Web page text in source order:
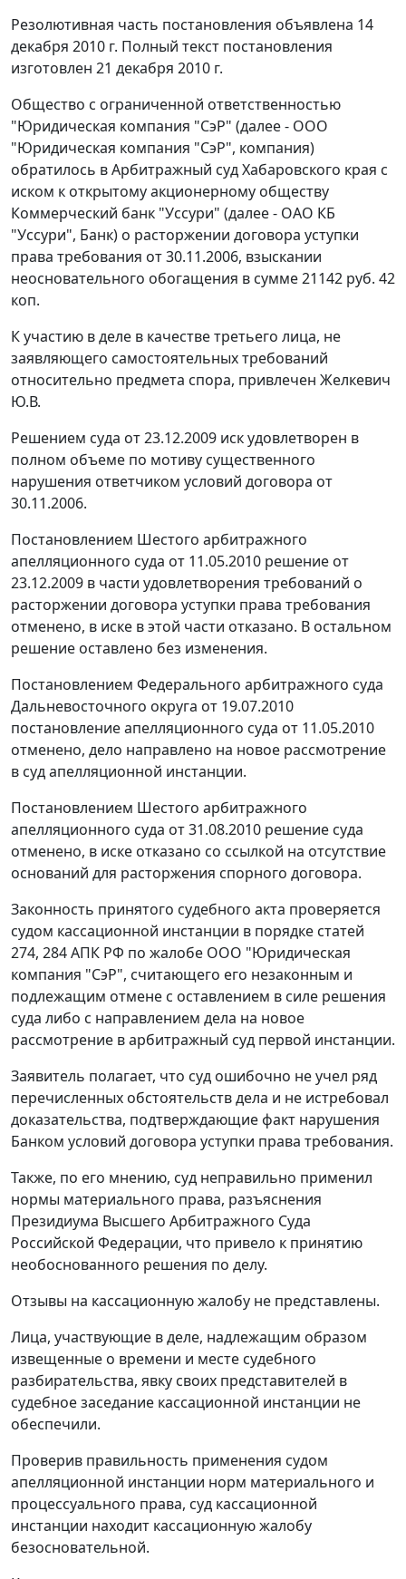
Резолютивная часть постановления объявлена 14
декабря 2010 г. Полный текст постановления
изготовлен 21 декабря 2010 г.
Общество с ограниченной ответственностью
"Юридическая компания "СэР" (далее - ООО
"Юридическая компания "СэР", компания)
обратилось в Арбитражный суд Хабаровского края с
иском к открытому акционерному обществу
Коммерческий банк "Уссури" (далее - ОАО КБ
"Уссури", Банк) о расторжении договора уступки
права требования от 30.11.2006, взыскании
неосновательного обогащения в сумме 21142 руб. 42
коп.
К участию в деле в качестве третьего лица, не
заявляющего самостоятельных требований
относительно предмета спора, привлечен Желкевич
Ю.В.
Решением суда от 23.12.2009 иск удовлетворен в
полном объеме по мотиву существенного
нарушения ответчиком условий договора от
30.11.2006.
Постановлением Шестого арбитражного
апелляционного суда от 11.05.2010 решение от
23.12.2009 в части удовлетворения требований о
расторжении договора уступки права требования
отменено, в иске в этой части отказано. В остальном
решение оставлено без изменения.
Постановлением Федерального арбитражного суда
Дальневосточного округа от 19.07.2010
постановление апелляционного суда от 11.05.2010
отменено, дело направлено на новое рассмотрение
в суд апелляционной инстанции.
Постановлением Шестого арбитражного
апелляционного суда от 31.08.2010 решение суда
отменено, в иске отказано со ссылкой на отсутствие
оснований для расторжения спорного договора.
Законность принятого судебного акта проверяется
судом кассационной инстанции в порядке статей
274, 284АПК РФ по жалобе ООО "Юридическая
компания "СэР", считающего его незаконным и
подлежащим отмене с оставлением в силе решения
суда либо с направлением дела на новое
рассмотрение в арбитражный суд первой инстанции.
Заявитель полагает, что суд ошибочно не учел ряд
перечисленных обстоятельств дела и не истребовал
доказательства, подтверждающие факт нарушения
Банком условий договора уступки права требования.
Также, по его мнению, суд неправильно применил
нормы материального права, разъяснения
Президиума Высшего Арбитражного Суда
Российской Федерации, что привело к принятию
необоснованного решения по делу.
Отзывы на кассационную жалобу не представлены.
Лица, участвующие в деле, надлежащим образом
извещенные о времени и месте судебного
разбирательства, явку своих представителей в
судебное заседание кассационной инстанции не
обеспечили.
Проверив правильность применения судом
апелляционной инстанции норм материального и
процессуального права, суд кассационной
инстанции находит кассационную жалобу
безосновательной.